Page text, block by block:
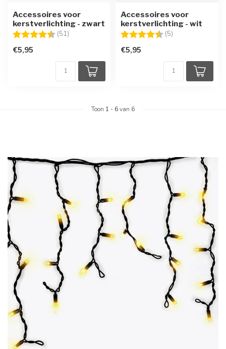
Accessoires voor
kerstverlichting - zwart
Beoordeling: (51)
€5,95
Accessoires voor
kerstverlichting - wit
Beoordeling: (5)
€5,95
Toon 1 - 6van 6